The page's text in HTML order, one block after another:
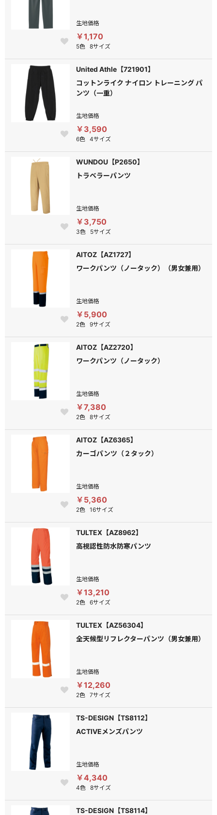
生地価格
￥1,170
5色 8サイズ
United Athle【721901】
コットンライク ナイロン トレーニング パ
ンツ（一重）
生地価格
￥3,590
6色 4サイズ
WUNDOU【P2650】
トラベラーパンツ
生地価格
￥3,750
3色 5サイズ
AITOZ【AZ1727】
ワークパンツ（ノータック）（男女兼用）
生地価格
￥5,900
2色 9サイズ
AITOZ【AZ2720】
ワークパンツ（ノータック）
生地価格
￥7,380
2色 8サイズ
AITOZ【AZ6365】
カーゴパンツ（２タック）
生地価格
￥5,360
2色 16サイズ
TULTEX【AZ8962】
高視認性防水防寒パンツ
生地価格
￥13,210
2色 6サイズ
TULTEX【AZ56304】
全天候型リフレクターパンツ（男女兼用）
生地価格
￥12,260
2色 7サイズ
TS-DESIGN【TS8112】
ACTIVEメンズパンツ
生地価格
￥4,340
4色 8サイズ
TS-DESIGN【TS8114】